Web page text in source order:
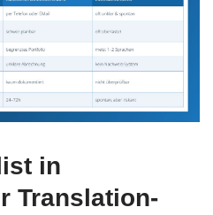
in
Translation-